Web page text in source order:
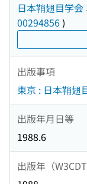
日本鞘翅目学会
00294856)
出版事項
東京 : 日本鞘翅
出版年月日等
1988.6
出版年（